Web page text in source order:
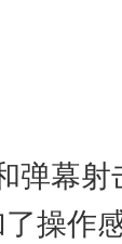
幕
操作